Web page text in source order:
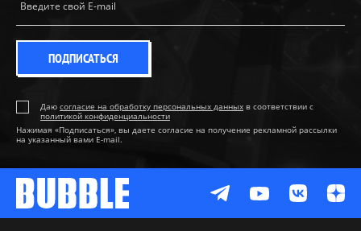
ПОДПИСАТЬСЯ
Даю согласие на обработку персональных данных в соответствии с
политикой конфиденциальности
Нажимая «Подписаться», вы даете согласие на получение рекламной рассылки
на указанный вами E-mail.